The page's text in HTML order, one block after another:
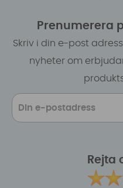
Prenumerera
Skriv i din e-post
nyheter om
Rejta